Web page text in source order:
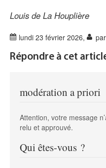
Louis de La Houplière
lundi 23 février 2026, par
Répondre à cet
modération a priori
Attention, votre message
relu et approuvé.
Qui êtes-vous ?